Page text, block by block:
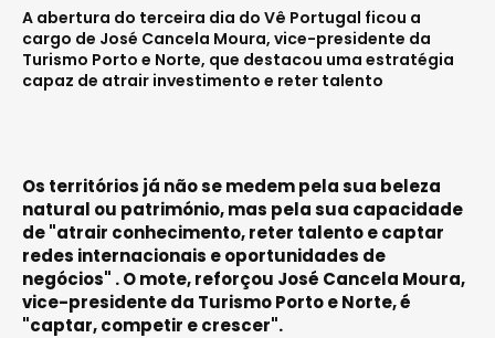
A abertura do terceira dia do Vê Portugal ficou a
cargo de José Cancela Moura, vice-presidente da
Turismo Porto e Norte, que destacou uma estratégia
capaz de atrair investimento e reter talento
Os territórios já não se medem pela sua beleza
natural ou património, mas pela sua capacidade
de "atrair conhecimento, reter talento e captar
redes internacionais e oportunidades de
negócios" . O mote, reforçou José Cancela Moura,
vice-presidente da Turismo Porto e Norte, é
"captar, competir e crescer".